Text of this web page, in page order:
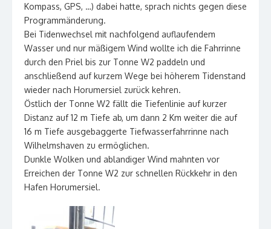
Kompass, GPS, …) dabei hatte, sprach nichts gegen diese
Programmänderung.
Bei Tidenwechsel mit nachfolgend auflaufendem
Wasser und nur mäßigem Wind wollte ich die Fahrrinne
durch den Priel bis zur Tonne W2 paddeln und
anschließend auf kurzem Wege bei höherem Tidenstand
wieder nach Horumersiel zurück kehren.
Östlich der Tonne W2 fällt die Tiefenlinie auf kurzer
Distanz auf 12 m Tiefe ab, um dann 2 Km weiter die auf
16 m Tiefe ausgebaggerte Tiefwasserfahrrinne nach
Wilhelmshaven zu ermöglichen.
Dunkle Wolken und ablandiger Wind mahnten vor
Erreichen der Tonne W2 zur schnellen Rückkehr in den
Hafen Horumersiel.